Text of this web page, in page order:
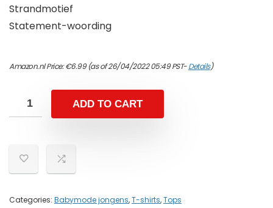
Strandmotief
Statement-woording
Amazon.nl Price:€6.99(as of 26/04/2022 05:49 PST-Details)
ADD TO CART
Categories: Babymode jongens,T-shirts,Tops